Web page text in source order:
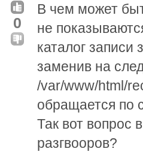
0
В чем может
не
каталог
заменив на
/var/www/html/
обращается по
Так вот вопрос
разгвооров?